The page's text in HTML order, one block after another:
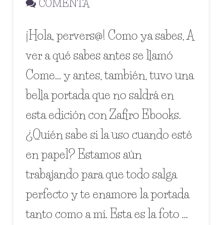
COMENTA
¡Hola, pervers@! Como ya sabes, A
ver a qué sabes antes se llamó
Come… y antes, también, tuvo una
bella portada que no saldrá en
esta edición con Zafiro Ebooks.
¿Quién sabe si la uso cuando esté
en papel? Estamos aún
trabajando para que todo salga
perfecto y te enamore la portada
tanto como a mí. Esta es la foto …